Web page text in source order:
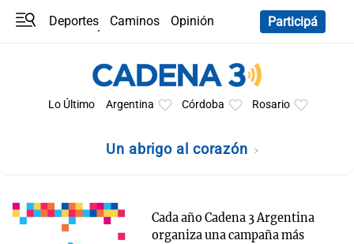
Deportes Caminos
Opinión
Participá
Lo Último Argentina Córdoba Rosario
Un abrigo al corazón
Cada año Cadena 3 Argentina
organiza una campaña más